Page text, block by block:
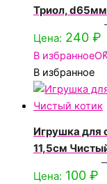
Триол, d65мм
Цена: 240 ₽
В избранное
В избранное
Игрушка для
11,5см
Цена: 100 ₽